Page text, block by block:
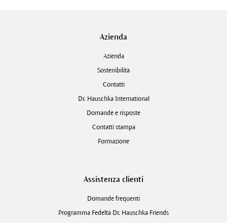
Azienda
Azienda
Sostenibilità
Contatti
Dr. Hauschka International
Domande e risposte
Contatti stampa
Formazione
Assistenza clienti
Domande frequenti
Programma Fedeltà Dr. Hauschka Friends